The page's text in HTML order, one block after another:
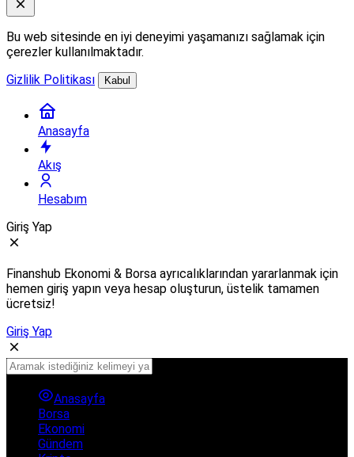
Bu web sitesinde en iyi deneyimi yaşamanızı sağlamak için
çerezler kullanılmaktadır.
Gizlilik Politikası
Kabul
Anasayfa
Akış
Hesabım
Giriş Yap
Finanshub Ekonomi & Borsa ayrıcalıklarından yararlanmak için
hemen giriş yapın veya hesap oluşturun, üstelik tamamen
ücretsiz!
Giriş Yap
Anasayfa
Borsa
Ekonomi
Gündem